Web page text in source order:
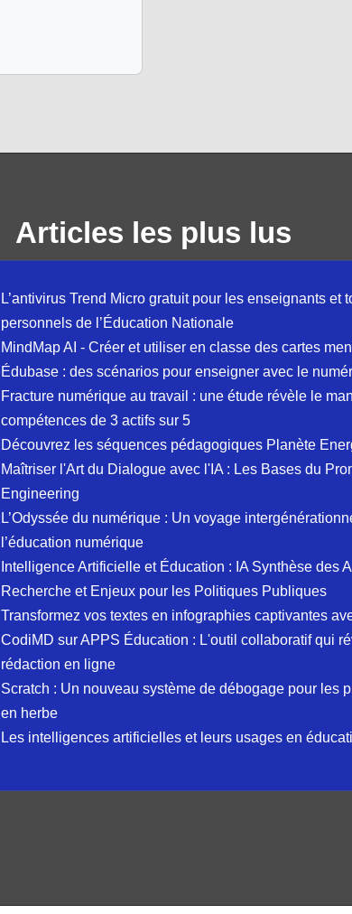
Articles les plus lus
L’antivirus Trend Micro gratuit pour les enseignants et
personnels de l’Éducation Nationale
MindMap AI - Créer et utiliser en classe des cartes
Édubase : des scénarios pour enseigner avec le
Fracture numérique au travail : une étude révèle le
compétences de 3 actifs sur 5
Découvrez les séquences pédagogiques Planète
Maîtriser l'Art du Dialogue avec l'IA : Les Bases du
Engineering
L’Odyssée du numérique : Un voyage
l’éducation numérique
Intelligence Artificielle et Éducation : IA Synthèse des
Recherche et Enjeux pour les Politiques Publiques
Transformez vos textes en infographies captivantes
CodiMD sur APPS Éducation : L'outil collaboratif qui
rédaction en ligne
Scratch : Un nouveau système de débogage pour les
en herbe
Les intelligences artificielles et leurs usages en